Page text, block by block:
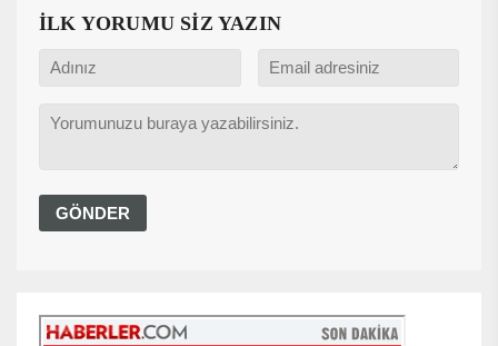
İLK YORUMU SİZ YAZIN